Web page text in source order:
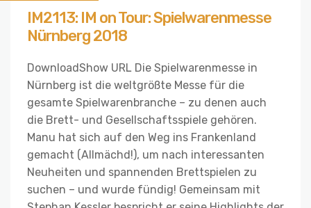
IM2113: IM on Tour: Spielwarenmesse
Nürnberg 2018
DownloadShow URL Die Spielwarenmesse in
Nürnberg ist die weltgrößte Messe für die
gesamte Spielwarenbranche – zu denen auch
die Brett- und Gesellschaftsspiele gehören.
Manu hat sich auf den Weg ins Frankenland
gemacht (Allmächd!), um nach interessanten
Neuheiten und spannenden Brettspielen zu
suchen – und wurde fündig! Gemeinsam mit